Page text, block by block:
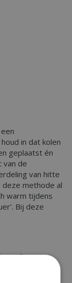
in dat kolen
geplaatst én
van de
van hitte
deze methode al
warm tijdens
Bij deze
snel en
voor op
balkon.